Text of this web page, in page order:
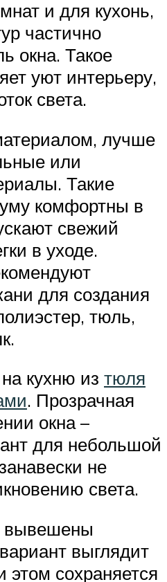
и для кухонь,
частично
окна. Такое
уют интерьеру,
света.
лучше
или
Такие
комфортны в
свежий
в уходе.
для создания
тюль,
кухню из тюля
. Прозрачная
окна –
для небольшой
не
света.
вывешены
выглядит
этом сохраняется